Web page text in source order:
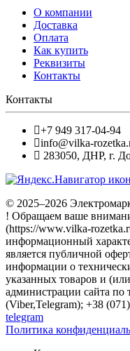
О компании
Доставка
Оплата
Как купить
Реквизиты
Контакты
Контакты
+7 949 317-04-94
info@vilka-
283050, ДНР, г.
© 2025–2026
! Обращаем ваше
(https://www.vilka-
информационный
является публичной
информации о
указанных товаров и
администрации сайта по
(Viber,Telegram); +38
telegram
Политика